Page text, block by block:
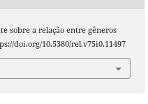
sobre a relação entre gêneros
doi.org/10.5380/rel.v75i0.11497